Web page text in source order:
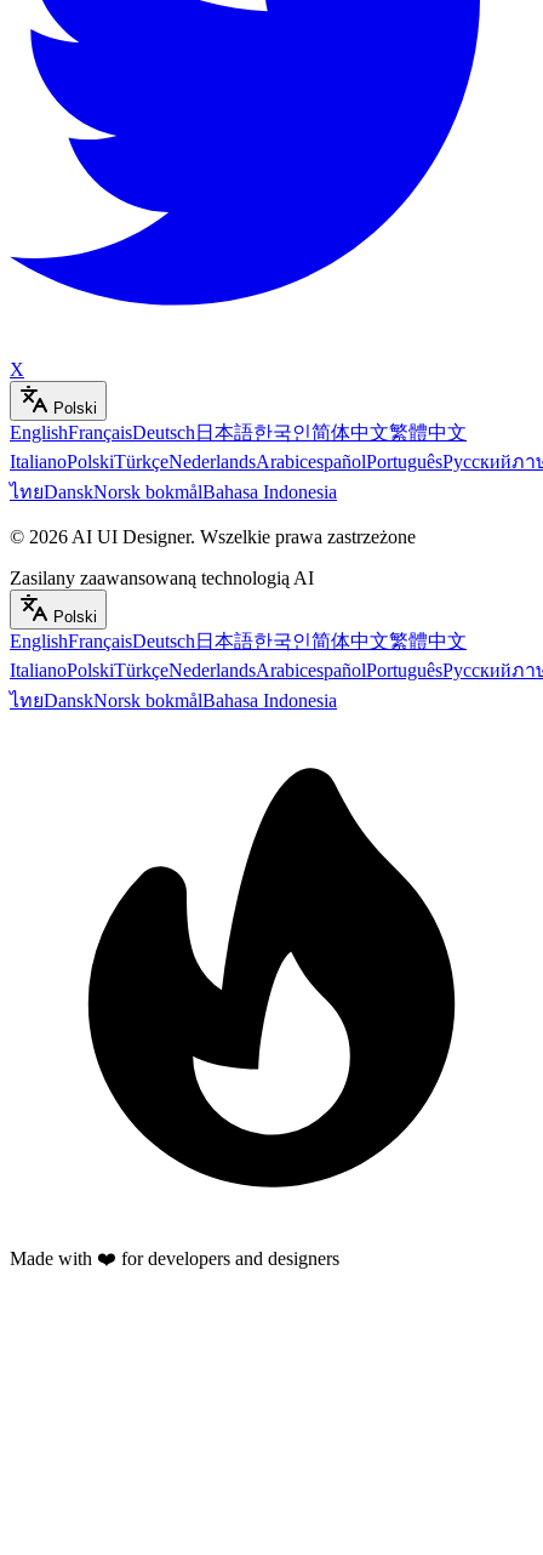
X
Polski
EnglishFrançaisDeutsch 日本語한국인简体中文繁體中文
ItalianoPolskiTürkçeNederlandsArabicespañolPortuguêsРусскийภา
ไทยDanskNorsk bokmålBahasa Indonesia
© 2026 AI UI Designer. Wszelkie prawa zastrzeżone
Zasilany zaawansowaną technologią AI
Polski
EnglishFrançaisDeutsch 日本語한국인简体中文繁體中文
ItalianoPolskiTürkçeNederlandsArabicespañolPortuguêsРусскийภา
ไทยDanskNorsk bokmålBahasa Indonesia
Made with ❤️ for developers and designers